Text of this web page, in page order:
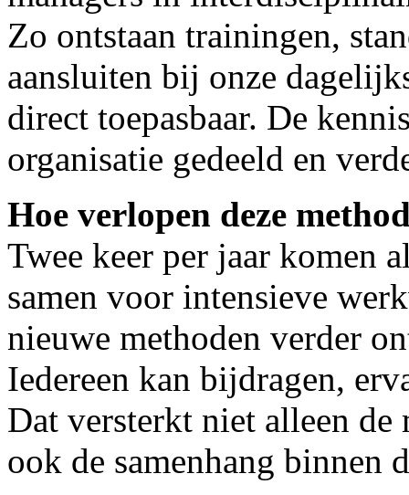
Zo ontstaan trainingen,
aansluiten bij onze
direct toepasbaar. De
organisatie gedeeld en
Hoe verlopen deze
Twee keer per jaar komen
samen voor intensieve
nieuwe methoden verder
Iedereen kan bijdragen,
Dat versterkt niet alleen de
ook de samenhang binnen